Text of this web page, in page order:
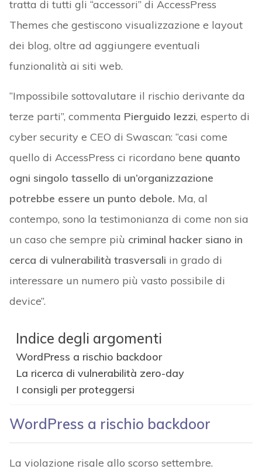
tratta di tutti gli “accessori” di AccessPress
Themes che gestiscono visualizzazione e layout
dei blog, oltre ad aggiungere eventuali
funzionalità ai siti web.
“Impossibile sottovalutare il rischio derivante da
terze parti”, commenta Pierguido Iezzi, esperto di
cyber security e CEO di Swascan: “casi come
quello di AccessPress ci ricordano bene quanto
ogni singolo tassello di un’organizzazione
potrebbe essere un punto debole. Ma, al
contempo, sono la testimonianza di come non sia
un caso che sempre più criminal hacker siano in
cerca di vulnerabilità trasversali in grado di
interessare un numero più vasto possibile di
device”.
Indice degli argomenti
WordPress a rischio backdoor
La ricerca di vulnerabilità zero-day
I consigli per proteggersi
WordPress a rischio backdoor
La violazione risale allo scorso settembre.